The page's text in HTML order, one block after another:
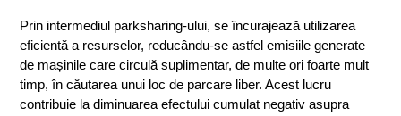
Prin intermediul parksharing-ului, se încurajează utilizarea
eficientă a resurselor, reducându-se astfel emisiile generate
de mașinile care circulă suplimentar, de multe ori foarte mult
timp, în căutarea unui loc de parcare liber. Acest lucru
contribuie la diminuarea efectului cumulat negativ asupra